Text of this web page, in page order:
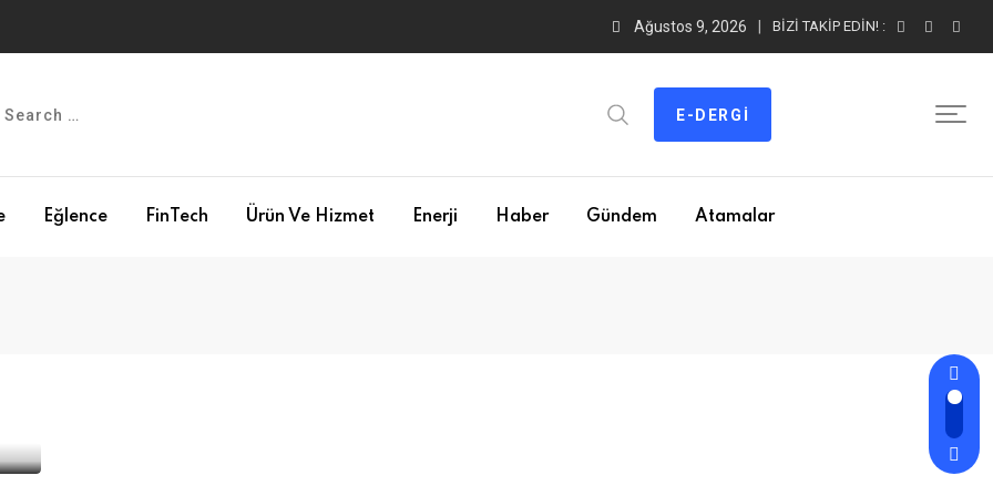
Ağustos 9, 2026 BIZI TAKIP EDIN! :
E-DERGI
Eğlence FinTech Ürün Ve Hizmet Enerji Haber Gündem Atamalar